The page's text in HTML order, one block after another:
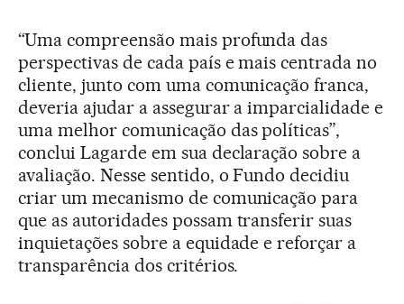
“Uma compreensão mais profunda das
perspectivas de cada país e mais centrada no
cliente, junto com uma comunicação franca,
deveria ajudar a assegurar a imparcialidade e
uma melhor comunicação das políticas”,
conclui Lagarde em sua declaração sobre a
avaliação. Nesse sentido, o Fundo decidiu
criar um mecanismo de comunicação para
que as autoridades possam transferir suas
inquietações sobre a equidade e reforçar a
transparência dos critérios.